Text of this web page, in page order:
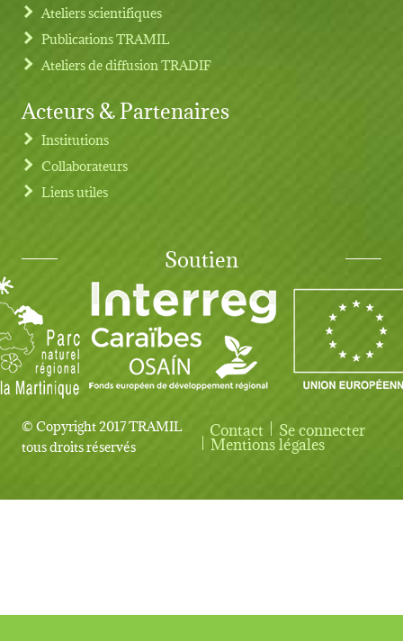
Ateliers scientifiques
Publications TRAMIL
Ateliers de diffusion TRADIF
Acteurs & Partenaires
Institutions
Collaborateurs
Liens utiles
Soutien
© Copyright 2017 TRAMIL
tous droits réservés
User account menu
Contact Se connecter
Mentions légales